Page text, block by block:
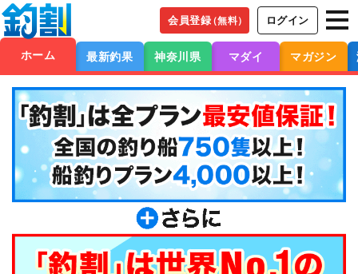
会員登録（無料） ログイン
ホーム 最新釣果 神奈川県 マダイ マガジン